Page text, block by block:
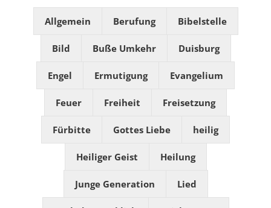
Allgemein Berufung Bibelstelle
Bild Buße Umkehr Duisburg
Engel Ermutigung Evangelium
Feuer Freiheit Freisetzung
Fürbitte Gottes Liebe heilig
Heiliger Geist Heilung
Junge Generation Lied